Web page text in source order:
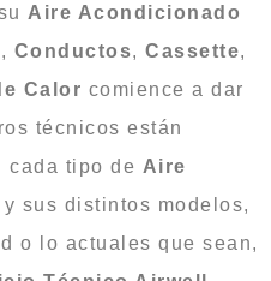
Aire Acondicionado
, Conductos,Cassette,
Calor comience a dar
técnicos están
cada tipo de Aire
y sus distintos modelos,
o lo actuales que sean,